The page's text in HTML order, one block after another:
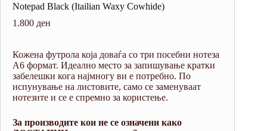
Notepad Black (Itailian Waxy Cowhide)
1.800 ден
Кожена футрола која доваѓа со три посебни нотеза
А6 формат. Идеално место за запишување кратки
забелешки кога најмногу ви е потребно. По
испунување на листовите, само се заменуваат
нотезите и се е спремно за користење.
За производите кои не се означени како